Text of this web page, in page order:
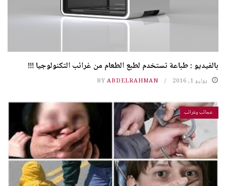
بالفيديو : طباعة تستخدم لطبع الطعام من غرائب التكنولوجيا !!!
يوليو 1, 2016 BY ABDELRAHMAN
عجائب وغرائب